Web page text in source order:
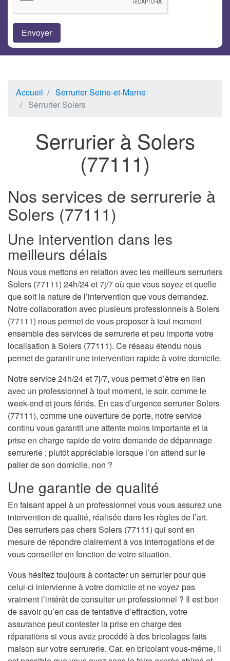
Accueil
Serrurier Seine-et-Marne
Serrurier Solers
Serrurier à Solers
(77111)
Nos services de serrurerie à
Solers (77111)
Une intervention dans les
meilleurs délais
Nous vous mettons en relation avec les meilleurs serruriers
Solers (77111) 24h/24 et 7j/7 où que vous soyez et quelle
que soit la nature de l’intervention que vous demandez.
Notre collaboration avec plusieurs professionnels à Solers
(77111) nous permet de vous proposer à tout moment
ensemble des services de serrurerie et peu importe votre
localisation à Solers (77111). Ce réseau étendu nous
permet de garantir une intervention rapide à votre domicile.
Notre service 24h/24 et 7j/7, vous permet d’être en lien
avec un professionnel à tout moment, le soir, comme le
week-end et jours fériés. En cas d’urgence serrurier Solers
(77111), comme une ouverture de porte, notre service
continu vous garantit une attente moins importante et la
prise en charge rapide de votre demande de dépannage
serrurerie ; plutôt appréciable lorsque l’on attend sur le
palier de son domicile, non ?
Une garantie de qualité
En faisant appel à un professionnel vous vous assurez une
intervention de qualité, réalisée dans les règles de l’art.
Des serruriers pas chers Solers (77111) qui sont en
mesure de répondre clairement à vos interrogations et de
vous conseiller en fonction de votre situation.
Vous hésitez toujours à contacter un serrurier pour que
celui-ci intervienne à votre domicile et ne voyez pas
vraiment l’intérêt de consulter un professionnel ? Il est bon
de savoir qu’en cas de tentative d’effraction, votre
assurance peut contester la prise en charge des
réparations si vous avez procédé à des bricolages faits
maison sur votre serrurerie. Car, en bricolant vous-même, il